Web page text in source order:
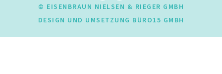
© EISENBRAUN NIELSEN & RIEGER GMBH
DESIGN UND UMSETZUNG BÜRO15 GMBH